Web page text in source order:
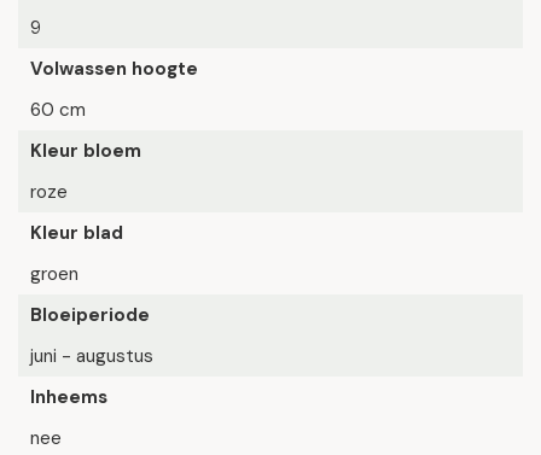
9
Volwassen hoogte
60 cm
Kleur bloem
roze
Kleur blad
groen
Bloeiperiode
juni - augustus
Inheems
nee